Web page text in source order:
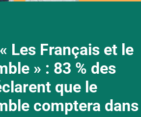
Les Français et le
» : 83 % des
que le
comptera dans